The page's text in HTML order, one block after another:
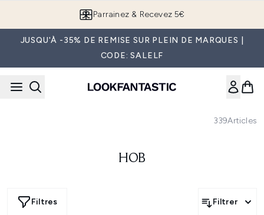
Parrainez & Recevez 5€
JUSQU'À -35% DE REMISE SUR PLEIN DE MARQUES |
CODE: SALELF
339Articles
HOB
Filtres Filtrer